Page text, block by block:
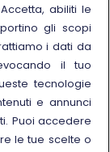
abiliti le
gli scopi
i dati da
il tuo
tecnologie
e annunci
Puoi accedere
le tue scelte o